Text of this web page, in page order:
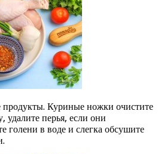
продукты. Куриные ножки очистите
удалите перья, если они
голени в воде и слегка обсушите